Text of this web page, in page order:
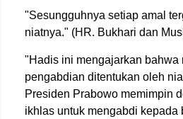
"Sesungguhnya setiap amal
niatnya." (HR. Bukhari dan
"Hadis ini mengajarkan bahwa
pengabdian ditentukan oleh
Presiden Prabowo memimpin
ikhlas untuk mengabdi kepada